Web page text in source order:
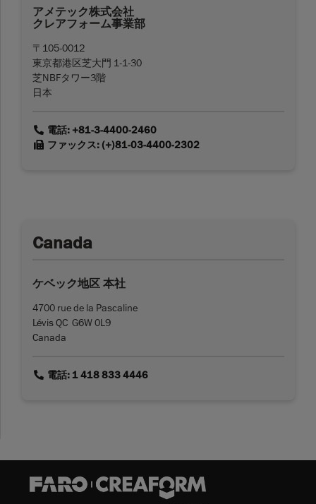
アメテック株式会社
クレアフォーム事業部
〒105-0012
東京都港区芝大門 1-1-30
芝NBFタワー3階
日本
link電話: +81-3-4400-2460
linkファックス: (+)81-03-4400-2302
Canada
ケベック地区 本社
4700 rue de la Pascaline
Lévis QC G6W 0L9
Canada
link電話: 1 418 833 4446